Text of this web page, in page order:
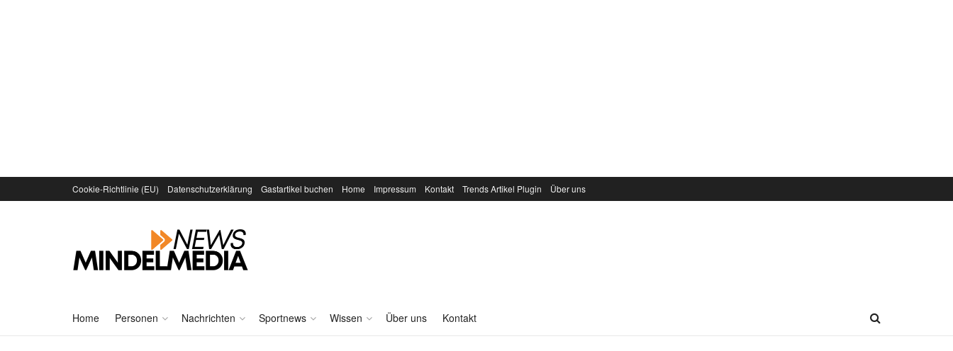
Cookie-Richtlinie (EU) Datenschutzerklärung Gastartikel buchen Home Impressum Kontakt Trends Artikel Plugin Über uns
Home Personen Nachrichten Sportnews Wissen Über uns Kontakt